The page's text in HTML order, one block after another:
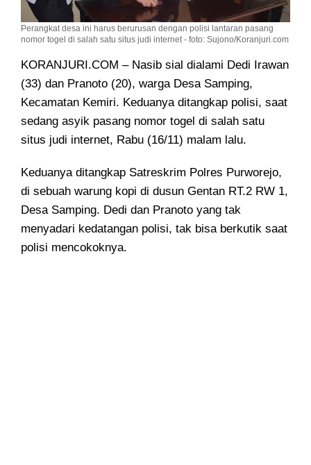
Perangkat desa ini harus berurusan dengan polisi lantaran pasang
nomor togel di salah satu situs judi internet - foto: Sujono/Koranjuri.com
KORANJURI.COM – Nasib sial dialami Dedi Irawan
(33) dan Pranoto (20), warga Desa Samping,
Kecamatan Kemiri. Keduanya ditangkap polisi, saat
sedang asyik pasang nomor togel di salah satu
situs judi internet, Rabu (16/11) malam lalu.
Keduanya ditangkap Satreskrim Polres Purworejo,
di sebuah warung kopi di dusun Gentan RT.2 RW 1,
Desa Samping. Dedi dan Pranoto yang tak
menyadari kedatangan polisi, tak bisa berkutik saat
polisi mencokoknya.